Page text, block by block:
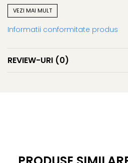
Confortabili si protejati
Chiar si cei mai mici bebelusi pot
complet orizontala.
Creste odata cu bebelusul
VEZI MAI MULT
Informatii conformitate produs
REVIEW-URI (0)